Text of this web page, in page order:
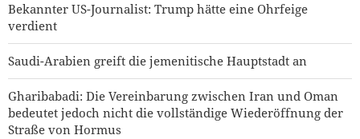
Bekannter US-Journalist: Trump hätte eine Ohrfeige
verdient
Saudi-Arabien greift die jemenitische Hauptstadt an
Gharibabadi: Die Vereinbarung zwischen Iran und Oman
bedeutet jedoch nicht die vollständige Wiederöffnung der
Straße von Hormus